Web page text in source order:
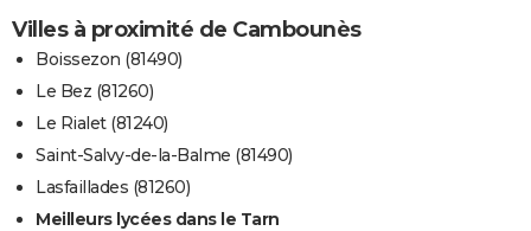
Villes à proximité de Cambounès
Boissezon (81490)
Le Bez (81260)
Le Rialet (81240)
Saint-Salvy-de-la-Balme (81490)
Lasfaillades (81260)
Meilleurs lycées dans le Tarn